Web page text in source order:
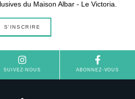
du Maison Albar - Le Victoria.
S'INSCRIRE
SUIVEZ-NOUS ABONNEZ-VOUS